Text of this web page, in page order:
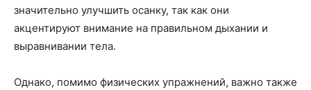
значительно улучшить осанку, так как они
акцентируют внимание на правильном дыхании и
выравнивании тела.
Однако, помимо физических упражнений, важно также